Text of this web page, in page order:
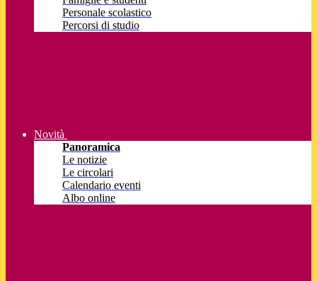
Personale scolastico
Percorsi di studio
Novità
Panoramica
Le notizie
Le circolari
Calendario eventi
Albo online